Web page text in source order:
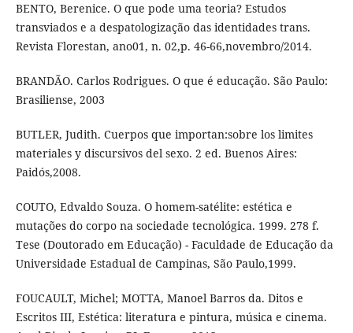
BENTO, Berenice. O que pode uma teoria? Estudos
transviados e a despatologização das identidades trans.
Revista Florestan, ano01, n. 02,p. 46-66,novembro/2014.
BRANDÃO. Carlos Rodrigues. O que é educação. São Paulo:
Brasiliense, 2003
BUTLER, Judith. Cuerpos que importan:sobre los limites
materiales y discursivos del sexo. 2 ed. Buenos Aires:
Paidós,2008.
COUTO, Edvaldo Souza. O homem-satélite: estética e
mutações do corpo na sociedade tecnológica. 1999. 278 f.
Tese (Doutorado em Educação) - Faculdade de Educação da
Universidade Estadual de Campinas, São Paulo,1999.
FOUCAULT, Michel; MOTTA, Manoel Barros da. Ditos e
Escritos III, Estética: literatura e pintura, música e cinema.